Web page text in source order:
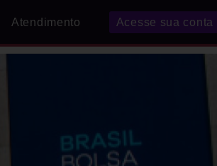
Atendimento Acesse sua conta